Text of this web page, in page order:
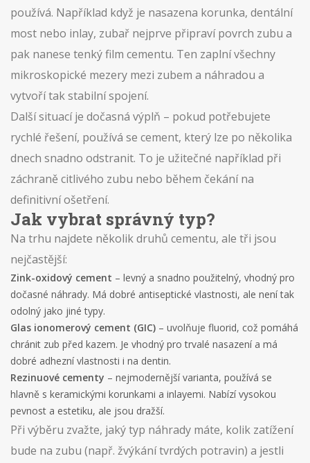
používá. Například když je nasazena korunka, dentální
most nebo inlay, zubař nejprve připraví povrch zubu a
pak nanese tenký film cementu. Ten zaplní všechny
mikroskopické mezery mezi zubem a náhradou a
vytvoří tak stabilní spojení.
Další situací je dočasná výplň – pokud potřebujete
rychlé řešení, používá se cement, který lze po několika
dnech snadno odstranit. To je užitečné například při
záchraně citlivého zubu nebo během čekání na
definitivní ošetření.
Jak vybrat správný typ?
Na trhu najdete několik druhů cementu, ale tři jsou
nejčastější:
Zink-oxidový cement – levný a snadno použitelný, vhodný pro
dočasné náhrady. Má dobré antiseptické vlastnosti, ale není tak
odolný jako jiné typy.
Glas ionomerový cement (GIC) – uvolňuje fluorid, což pomáhá
chránit zub před kazem. Je vhodný pro trvalé nasazení a má
dobré adhezní vlastnosti i na dentin.
Rezinuové cementy – nejmodernější varianta, používá se
hlavně s keramickými korunkami a inlayemi. Nabízí vysokou
pevnost a estetiku, ale jsou dražší.
Při výběru zvažte, jaký typ náhrady máte, kolik zatížení
bude na zubu (např. žvýkání tvrdých potravin) a jestli